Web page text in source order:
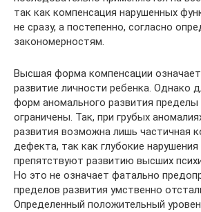
так как компенсация нарушенных
не сразу, а постепенно, согласно
закономерностям.
Высшая форма компенсации
развитие личности ребенка. Однако
форм аномального развития пределы
ограничены. Так, при грубых
развития возможна лишь частичная
дефекта, так как глубокие нарушения
препятствуют развитию высших
Но это не означает фатально
пределов развития умственно
Определенный положительный